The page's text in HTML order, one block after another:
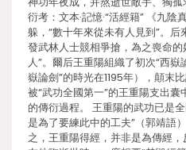
衍考：文本·記憶·“活經籍” 《九
躲，“數十年來從未有人見到”。后
發武林人士競相爭搶，為之喪命
人”。爾后王重陽組織了初次“西
嶽論劍”的時光在1195年），顛末
被“武功全國第一”的王重陽支出
的傳衍過程。 王重陽的武功已是
是為了要練此中的工夫”（郭靖語
之，王重陽得經，并非是為傳經